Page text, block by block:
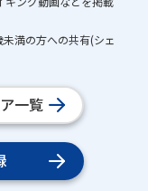
満の方への共有(シェ
一覧